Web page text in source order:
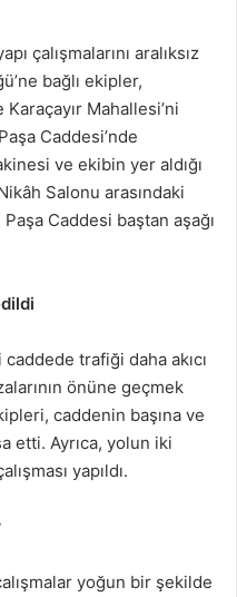
çalışmalarını aralıksız
bağlı ekipler,
Karaçayır Mahallesi’ni
Caddesi’nde
ve ekibin yer aldığı
Salonu arasındaki
Caddesi baştan aşağı
trafiği daha akıcı
önüne geçmek
caddenin başına ve
etti. Ayrıca, yolun iki
yapıldı.
yoğun bir şekilde